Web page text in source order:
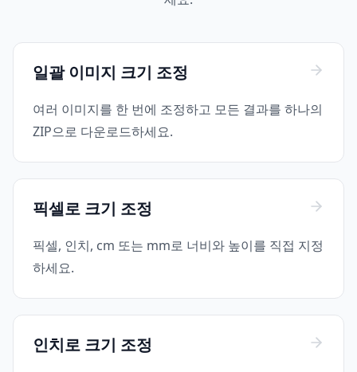
일괄 이미지 크기 조정
여러 이미지를 한 번에 조정하고 모든 결과를 하나의
ZIP으로 다운로드하세요.
픽셀로 크기 조정
픽셀, 인치, cm 또는 mm로 너비와 높이를 직접 지정
하세요.
인치로 크기 조정